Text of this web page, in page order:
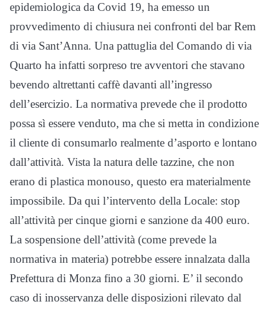
epidemiologica da Covid 19, ha emesso un
provvedimento di chiusura nei confronti del bar Rem
di via Sant’Anna. Una pattuglia del Comando di via
Quarto ha infatti sorpreso tre avventori che stavano
bevendo altrettanti caffè davanti all’ingresso
dell’esercizio. La normativa prevede che il prodotto
possa sì essere venduto, ma che si metta in condizione
il cliente di consumarlo realmente d’asporto e lontano
dall’attività. Vista la natura delle tazzine, che non
erano di plastica monouso, questo era materialmente
impossibile. Da qui l’intervento della Locale: stop
all’attività per cinque giorni e sanzione da 400 euro.
La sospensione dell’attività (come prevede la
normativa in materia) potrebbe essere innalzata dalla
Prefettura di Monza fino a 30 giorni. E’ il secondo
caso di inosservanza delle disposizioni rilevato dal